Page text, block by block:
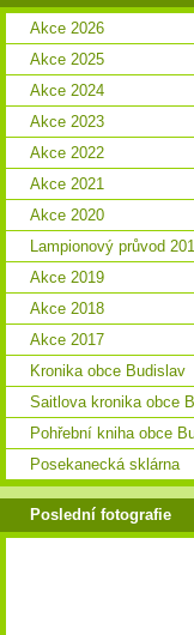
Akce 2026
Akce 2025
Akce 2024
Akce 2023
Akce 2022
Akce 2021
Akce 2020
Lampionový průvod
Akce 2019
Akce 2018
Akce 2017
Kronika obce Budislav
Saitlova kronika obce
Pohřební kniha obce
Posekanecká sklárna
Poslední fotografie